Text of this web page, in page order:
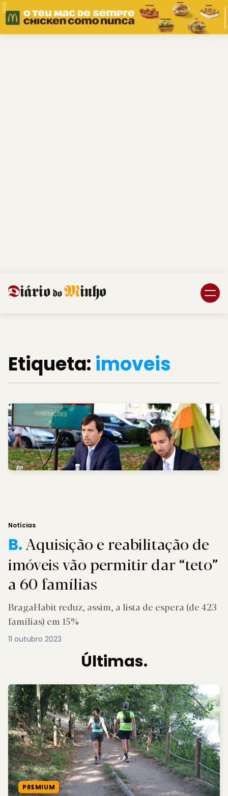
PUB.
Etiqueta: imoveis
Notícias
B.Aquisição e reabilitação de
imóveis vão permitir dar “teto”
a 60 famílias
BragaHabit reduz, assim, a lista de espera (de 423
famílias) em 15%
11 outubro 2023
Últimas.
PREMIUM